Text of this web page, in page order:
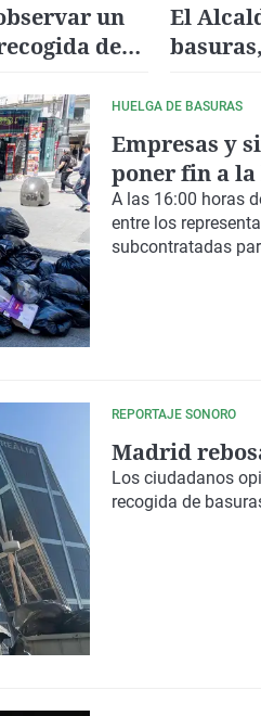
un
de
El
HUELGA DE BASURAS
Empresas y
poner fin a la
A las 16:00 horas
entre los
subcontratadas
REPORTAJE SONORO
Madrid
Los ciudadanos
recogida de